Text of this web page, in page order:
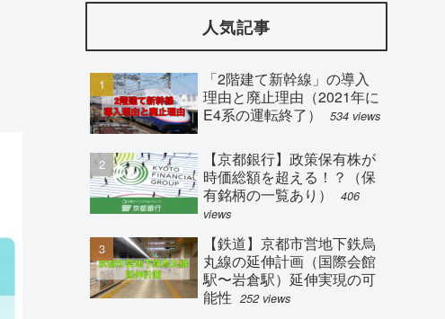
人気記事
「2階建て新幹線」の導入
理由と廃止理由（2021年に
E4系の運転終了）
534 views
【京都銀行】政策保有株が
時価総額を超える！？（保
有銘柄の一覧あり）
406
views
【鉄道】京都市営地下鉄烏
丸線の延伸計画（国際会館
駅〜岩倉駅）延伸実現の可
能性 252 views